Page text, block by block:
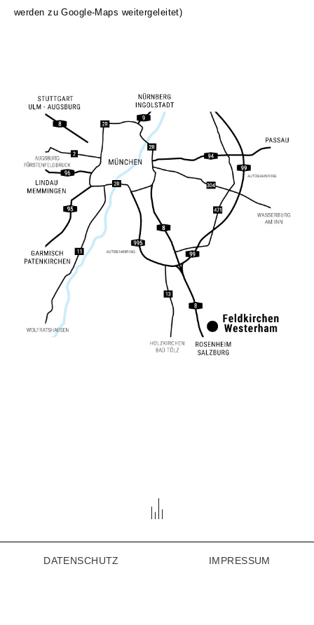
werden zu Google-Maps weitergeleitet)
DATENSCHUTZ IMPRESSUM